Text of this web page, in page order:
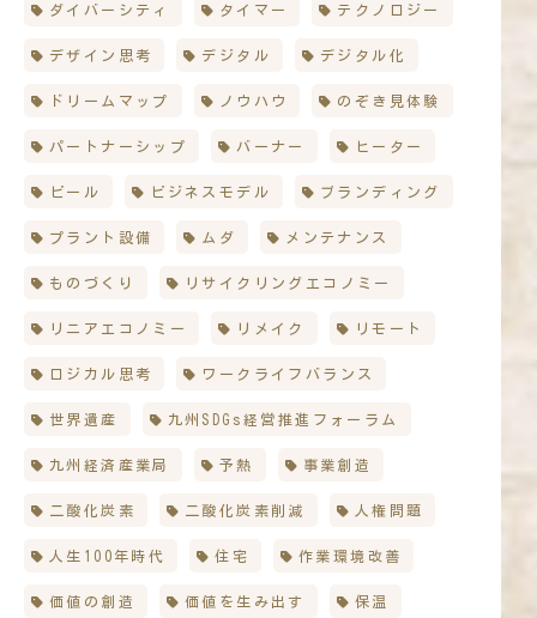
ダイバーシティ タイマー テクノロジー
デザイン思考 デジタル デジタル化
ドリームマップ ノウハウ のぞき見体験
パートナーシップ バーナー ヒーター
ビール ビジネスモデル ブランディング
プラント設備 ムダ メンテナンス
ものづくり リサイクリングエコノミー
リニアエコノミー リメイク リモート
ロジカル思考 ワークライフバランス
世界遺産 九州SDGs経営推進フォーラム
九州経済産業局 予熱 事業創造
二酸化炭素 二酸化炭素削減 人権問題
人生100年時代 住宅 作業環境改善
価値の創造 価値を生み出す 保温